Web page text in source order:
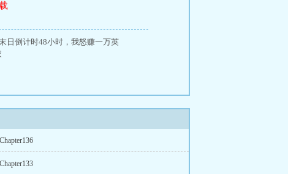
日倒计时48小时，我怒赚一万英